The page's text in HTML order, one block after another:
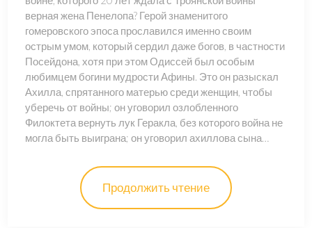
верная жена Пенелопа? Герой знаменитого
гомеровского эпоса прославился именно своим
острым умом, который сердил даже богов, в частности
Посейдона, хотя при этом Одиссей был особым
любимцем богини мудрости Афины. Это он разыскал
Ахилла, спрятанного матерью среди женщин, чтобы
уберечь от войны; он уговорил озлобленного
Филоктета вернуть лук Геракла, без которого война не
могла быть выиграна; он уговорил ахиллова сына…
Продолжить чтение